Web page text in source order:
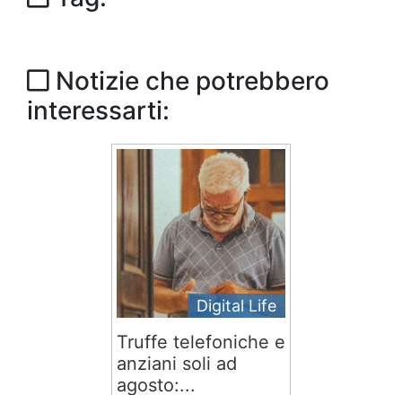
Notizie che potrebbero
interessarti:
Digital Life
Truffe telefoniche e
anziani soli ad
agosto:...